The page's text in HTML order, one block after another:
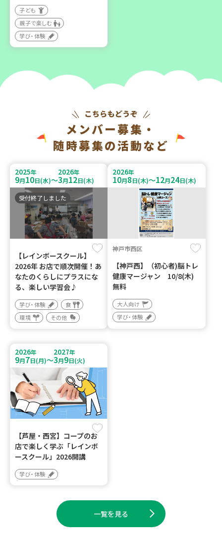
子ども
親子で楽しむ
学び・体験
メンバー募集・
随時募集の活動など
2025年
9月10日(水)～
2026年
3月12日(木)
受付終了しました
【レインボースクール】
2026年 お店で順次開催！あ
なたのくらしにプラスにな
る、楽しい学習会♪
学び・体験
食
環境
その他
2026年
10月8日(木)～12月24日(木)
神戸市西区
【神戸西】（初心者)脳トレ
健康マージャン 10/8(木)
無料
大人向け
学び・体験
2026年
9月7日(月)～
2027年
3月9日(火)
【芦屋・西宮】コープのお
店で楽しく学ぶ「レインボ
ースクール」2026開講
学び・体験
一覧を見る